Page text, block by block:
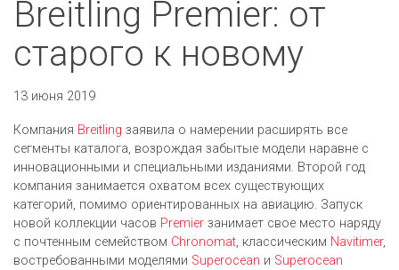
Breitling Premier: от
старого к новому
13 июня 2019
Компания Breitling заявила о намерении расширять все
сегменты каталога, возрождая забытые модели наравне с
инновационными и специальными изданиями. Второй год
компания занимается охватом всех существующих
категорий, помимо ориентированных на авиацию. Запуск
новой коллекции часов Premier занимает свое место наряду
с почтенным семейством Chronomat, классическим Navitimer,
востребованными моделями Superocean и Superocean